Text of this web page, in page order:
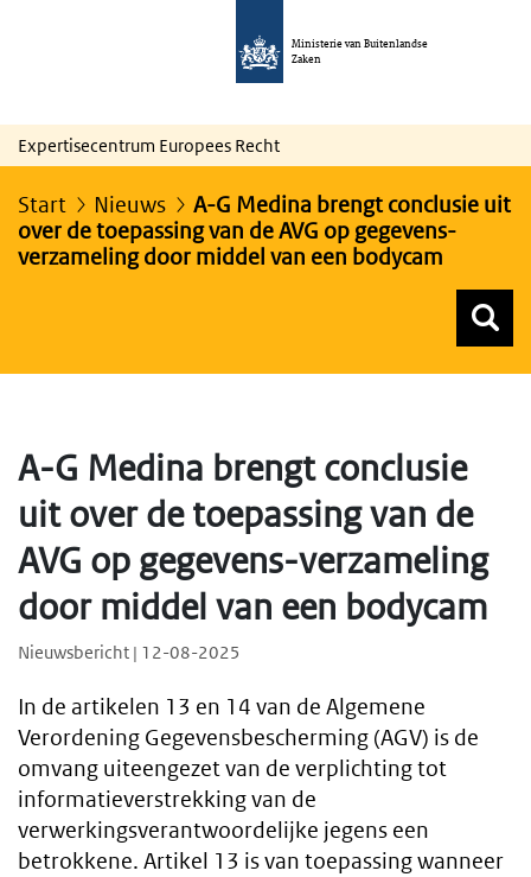
Ministerie van Buitenlandse
Zaken
Expertisecentrum Europees Recht
Start Nieuws
A-G Medina brengt conclusie uit
over de toepassing van de AVG op gegevens-
verzameling door middel van een bodycam
A-G Medina brengt conclusie
uit over de toepassing van de
AVG op gegevens-verzameling
door middel van een bodycam
Nieuwsbericht | 12-08-2025
In de artikelen 13 en 14 van de Algemene
Verordening Gegevensbescherming (AGV) is de
omvang uiteengezet van de verplichting tot
informatieverstrekking van de
verwerkingsverantwoordelijke jegens een
betrokkene. Artikel 13 is van toepassing wanneer